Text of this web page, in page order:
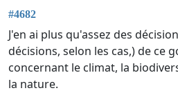
#4682
J'en ai plus qu'assez des
décisions, selon les cas,) de ce
concernant le climat, la
la nature.